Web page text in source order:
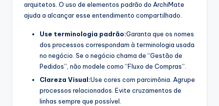
arquitetos. O uso de elementos padrão do ArchiMate
ajuda a alcançar esse entendimento compartilhado.
Use terminologia padrão:Garanta que os nomes
dos processos correspondam à terminologia usada
no negócio. Se o negócio chama de “Gestão de
Pedidos”, não modele como “Fluxo de Compras”.
Clareza Visual:Use cores com parcimônia. Agrupe
processos relacionados. Evite cruzamentos de
linhas sempre que possível.